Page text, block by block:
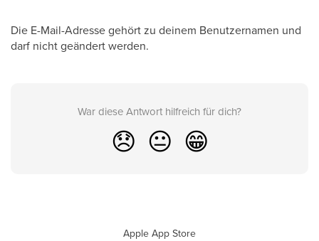
Die E-Mail-Adresse gehört zu deinem Benutzernamen und
darf nicht geändert werden.
War diese Antwort hilfreich für dich?
😞 😐 😁
Apple App Store